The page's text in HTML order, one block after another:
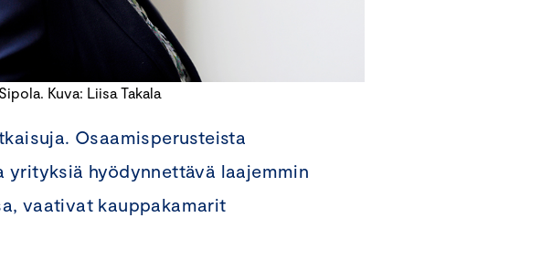
Kuva: Liisa Takala
Osaamisperusteista
yrityksiä hyödynnettävä laajemmin
vaativat kauppakamarit